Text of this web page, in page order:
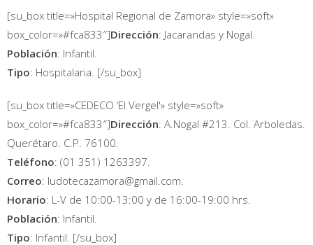
[su_box title=»Hospital Regional de Zamora» style=»soft»
box_color=»#fca833″]Dirección: Jacarandas y Nogal.
Población: Infantil.
Tipo: Hospitalaria. [/su_box]
[su_box title=»CEDECO ‘El Vergel'» style=»soft»
box_color=»#fca833″]Dirección: A.Nogal #213. Col. Arboledas.
Querétaro. C.P. 76100.
Teléfono: (01 351) 1263397.
Correo: ludotecazamora@gmail.com.
Horario: L-V de 10:00-13:00 y de 16:00-19:00 hrs.
Población: Infantil.
Tipo: Infantil. [/su_box]